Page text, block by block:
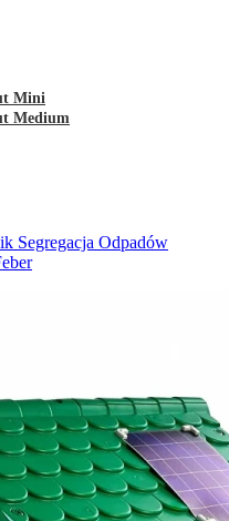
Mini
Medium
Segregacja Odpadów